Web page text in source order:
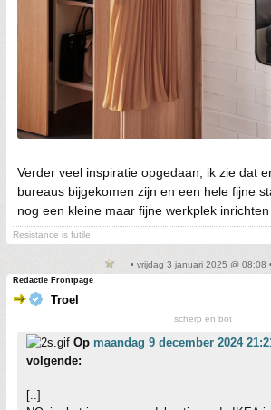
Verder veel inspiratie opgedaan, ik zie dat
bureaus bijgekomen zijn en een hele fijne
nog een kleine maar fijne werkplek inrichten
Resistance is futile.
• vrijdag 3 januari 2025 @ 08:08
Redactie Frontpage
Troel
scherp en bot
Op maandag 9 december 2024
volgende:
[..]